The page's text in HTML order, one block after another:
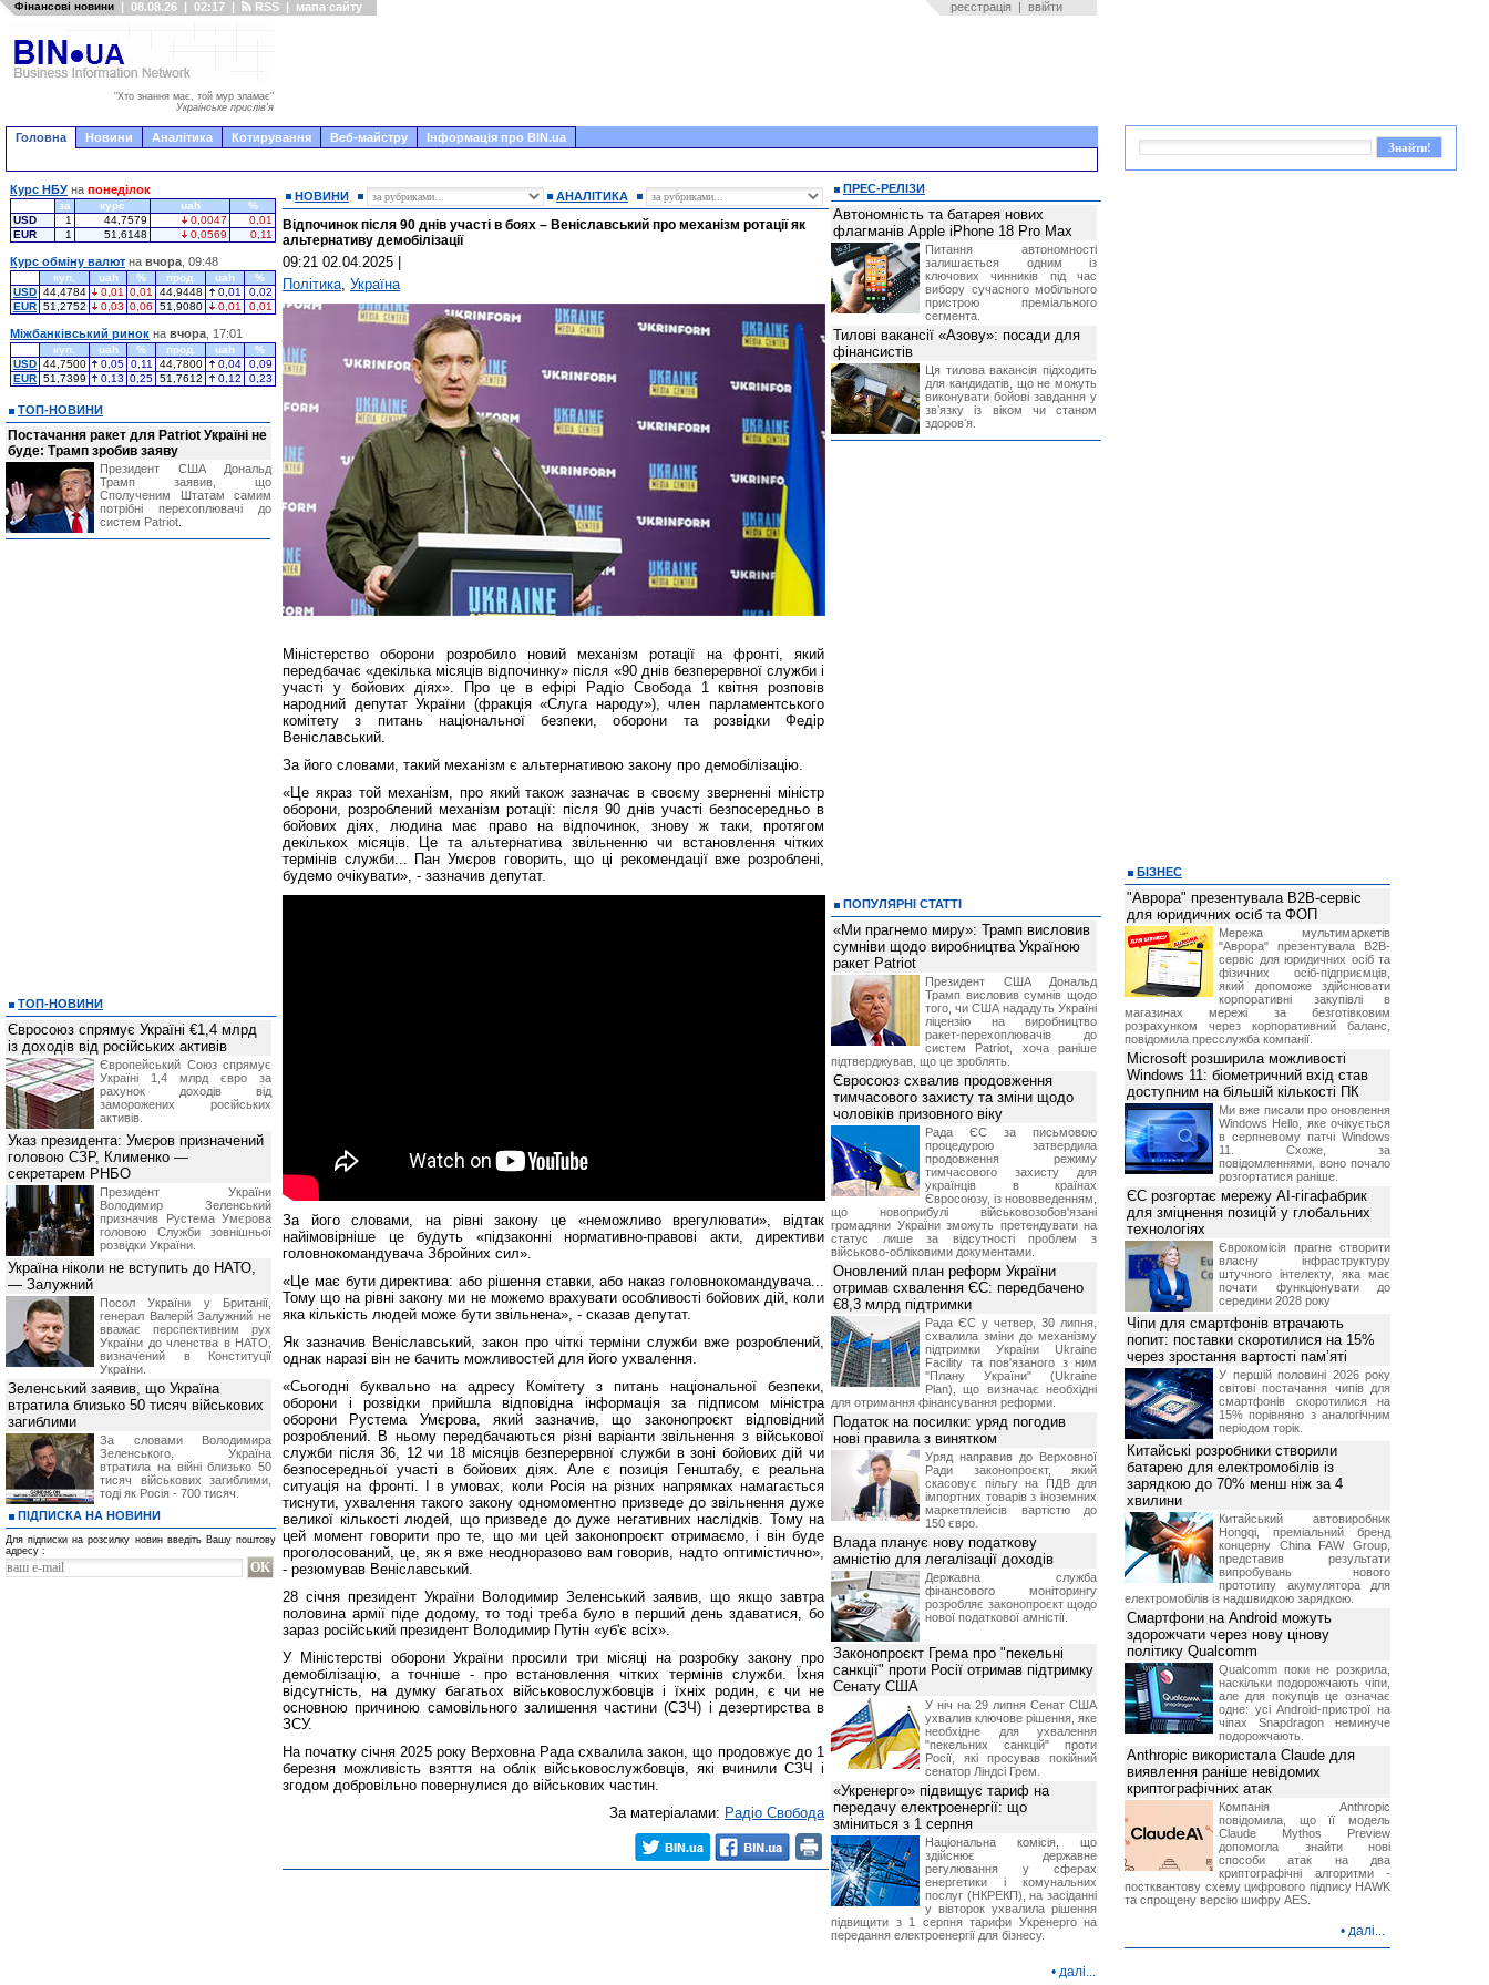
Фінансові новини | 08.08.26 | 02:17 | RSS | мапа сайту реєстрація | ввійти
"Хто знання має, той мур зламає"
Українське прислів'я
Головна Новини Аналітика Котирування Веб-майстру Інформація про BIN.ua
НОВИНИ АНАЛІТИКА
Відпочинок після 90 днів участі в боях – Веніславський про механізм ротації як
альтернативу демобілізації
09:21 02.04.2025
Політика, Україна
Міністерство оборони розробило новий механізм ротації на фронті, який
передбачає «декілька місяців відпочинку» після «90 днів безперервної служби і
участі у бойових діях». Про це в ефірі Радіо Свобода 1 квітня розповів
народний депутат України (фракція «Слуга народу»), член парламентського
комітету з питань національної безпеки, оборони та розвідки Федір
Веніславський.
За його словами, такий механізм є альтернативою закону про демобілізацію.
«Це якраз той механізм, про який також зазначає в своєму зверненні міністр
оборони, розроблений механізм ротації: після 90 днів участі безпосередньо в
бойових діях, людина має право на відпочинок, знову ж таки, протягом
декількох місяців. Це та альтернатива звільненню чи встановлення чітких
термінів служби... Пан Умєров говорить, що ці рекомендації вже розроблені,
будемо очікувати», - зазначив депутат.
За його словами, на рівні закону це «неможливо врегулювати», відтак
найімовірніше це будуть «підзаконні нормативно-правові акти, директиви
головнокомандувача Збройних сил».
«Це має бути директива: або рішення ставки, або наказ головнокомандувача...
Тому що на рівні закону ми не можемо врахувати особливості бойових дій, коли
яка кількість людей може бути звільнена», - сказав депутат.
Як зазначив Веніславський, закон про чіткі терміни служби вже розроблений,
однак наразі він не бачить можливостей для його ухвалення.
«Сьогодні буквально на адресу Комітету з питань національної безпеки,
оборони і розвідки прийшла відповідна інформація за підписом міністра
оборони Рустема Умєрова, який зазначив, що законопроєкт відповідний
розроблений. В ньому передбачаються різні варіанти звільнення з військової
служби після 36, 12 чи 18 місяців безперервної служби в зоні бойових дій чи
безпосередньої участі в бойових діях. Але є позиція Генштабу, є реальна
ситуація на фронті. І в умовах, коли Росія на різних напрямках намагається
тиснути, ухвалення такого закону одномоментно призведе до звільнення дуже
великої кількості людей, що призведе до дуже негативних наслідків. Тому на
цей момент говорити про те, що ми цей законопроєкт отримаємо, і він буде
проголосований, це, як я вже неодноразово вам говорив, надто оптимістично»,
- резюмував Веніславський.
28 січня президент України Володимир Зеленський заявив, що якщо завтра
половина армії піде додому, то тоді треба було в перший день здаватися, бо
зараз російський президент Володимир Путін «уб'є всіх».
У Міністерстві оборони України просили три місяці на розробку закону про
демобілізацію, а точніше - про встановлення чітких термінів служби. Їхня
відсутність, на думку багатьох військовослужбовців і їхніх родин, є чи не
основною причиною самовільного залишення частини (СЗЧ) і дезертирства в
ЗСУ.
На початку січня 2025 року Верховна Рада схвалила закон, що продовжує до 1
березня можливість взяття на облік військовослужбовців, які вчинили СЗЧ і
згодом добровільно повернулися до військових частин.
За матеріалами: Радіо Свобода
Курс НБУ на понеділок
за курс uah
%
USD
1 44,7579 0,0047
0,01
EUR
1 51,6148 0,0569 0,11
Курс обміну валют на вчора , 09:48
куп. uah % прод. uah
%
USD 44,4784 0,01 0,01 44,9448 0,01
0,02
EUR 51,2752 0,03 0,06 51,9080 0,01 0,01
Міжбанківський ринок на вчора , 17:01
куп. uah % прод. uah
%
USD 44,7500 0,05 0,11 44,7800 0,04
0,09
EUR 51,7399 0,13 0,25 51,7612 0,12 0,23
ТОП-НОВИНИ
Постачання ракет для Patriot Україні не
буде: Трамп зробив заяву
Президент США Дональд
Трамп заявив, що
Сполученим Штатам самим
потрібні перехоплювачі до
систем Patriot.
ТОП-НОВИНИ
Євросоюз спрямує Україні €1,4 млрд
із доходів від російських активів
Європейський Союз спрямує
Україні 1,4 млрд євро за
рахунок доходів від
заморожених російських
активів.
Указ президента: Умєров призначений
головою СЗР, Клименко —
секретарем РНБО
Президент України
Володимир Зеленський
призначив Pустема Умєрова
головою Служби зовнішньої
розвідки України.
Україна ніколи не вступить до НАТО,
— Залужний
Посол України у Британії,
генерал Валерій Залужний не
вважає перспективним рух
України до членства в НАТО,
визначений в Конституції
України.
Зеленський заявив, що Україна
втратила близько 50 тисяч військових
загиблими
За словами Володимира
Зеленського, Україна
втратила на війні близько 50
тисяч військових загиблими,
тоді як Росія - 700 тисяч.
ПІДПИСКА НА НОВИНИ
Для підписки на розсилку новин введіть Вашу поштову
адресу :
ПРЕС-РЕЛІЗИ
Автономність та батарея нових
флагманів Apple iPhone 18 Pro Max
Питання автономності
залишається одним із
ключових чинників під час
вибору сучасного мобільного
пристрою преміального
сегмента.
Тилові вакансії «Азову»: посади для
фінансистів
Ця тилова вакансія підходить
для кандидатів, що не можуть
виконувати бойові завдання у
звʼязку із віком чи станом
здоровʼя.
ПОПУЛЯРНІ СТАТТІ
«Ми прагнемо миру»: Трамп висловив
сумніви щодо виробництва Україною
ракет Patriot
Президент США Дональд
Трамп висловив сумнів щодо
того, чи США нададуть Україні
ліцензію на виробництво
ракет-перехоплювачів до
систем Patriot, хоча раніше
підтверджував, що це зроблять.
Євросоюз схвалив продовження
тимчасового захисту та зміни щодо
чоловіків призовного віку
Рада ЄС за письмовою
процедурою затвердила
продовження режиму
тимчасового захисту для
українців в країнах
Євросоюзу, із нововведенням,
що новоприбулі військовозобов'язані
громадяни України зможуть претендувати на
статус лише за відсутності проблем з
військово-обліковими документами.
Оновлений план реформ України
отримав схвалення ЄС: передбачено
€8,3 млрд підтримки
Рада ЄС у четвер, 30 липня,
схвалила зміни до механізму
підтримки України Ukraine
Facility та пов'язаного з ним
"Плану України" (Ukraine
Plan), що визначає необхідні
для отримання фінансування реформи.
Податок на посилки: уряд погодив
нові правила з винятком
Уряд направив до Верховної
Ради законопроєкт, який
скасовує пільгу на ПДВ для
імпортних товарів з іноземних
маркетплейсів вартістю до
150 євро.
Влада планує нову податкову
амністію для легалізації доходів
Державна служба
фінансового моніторингу
розробляє законопроєкт щодо
нової податкової амністії.
Законопроєкт Грема про "пекельні
санкції" проти Росії отримав підтримку
Сенату США
У ніч на 29 липня Сенат США
ухвалив ключове рішення, яке
необхідне для ухвалення
"пекельних санкцій" проти
Росії, які просував покійний
сенатор Ліндсі Грем.
«Укренерго» підвищує тариф на
передачу електроенергії: що
зміниться з 1 серпня
Національна комісія, що
здійснює державне
регулювання у сферах
енергетики і комунальних
послуг (НКРЕКП), на засіданні
у вівторок ухвалила рішення
підвищити з 1 серпня тарифи Укренерго на
передання електроенергії для бізнесу.
• далі...
БІЗНЕС
"Аврора" презентувала B2B-сервіс
для юридичних осіб та ФОП
Мережа мультимаркетів
"Аврора" презентувала B2B-
сервіс для юридичних осіб та
фізичних осіб-підприємців,
який допоможе здійснювати
корпоративні закупівлі в
магазинах мережі за безготівковим
розрахунком через корпоративний баланс,
повідомила пресслужба компанії.
Microsoft розширила можливості
Windows 11: біометричний вхід став
доступним на більшій кількості ПК
Ми вже писали про оновлення
Windows Hello, яке очікується
в серпневому патчі Windows
11. Схоже, за
повідомленнями, воно почало
розгортатися раніше.
ЄС розгортає мережу AI-гігафабрик
для зміцнення позицій у глобальних
технологіях
Єврокомісія прагне створити
власну інфраструктуру
штучного інтелекту, яка має
почати функціонувати до
середини 2028 року
Чіпи для смартфонів втрачають
попит: поставки скоротилися на 15%
через зростання вартості пам’яті
У першій половині 2026 року
світові постачання чипів для
смартфонів скоротилися на
15% порівняно з аналогічним
періодом торік.
Китайські розробники створили
батарею для електромобілів із
зарядкою до 70% менш ніж за 4
хвилини
Китайський автовиробник
Hongqi, преміальний бренд
концерну China FAW Group,
представив результати
випробувань нового
прототипу акумулятора для
електромобілів із надшвидкою зарядкою.
Смартфони на Android можуть
здорожчати через нову цінову
політику Qualcomm
Qualcomm поки не розкрила,
наскільки подорожчають чіпи,
але для покупців це означає
одне: усі Android-пристрої на
чіпах Snapdragon неминуче
подорожчають.
Anthropic використала Claude для
виявлення раніше невідомих
криптографічних атак
Компанія Anthropic
повідомила, що її модель
Claude Mythos Preview
допомогла знайти нові
способи атак на два
криптографічні алгоритми -
постквантову схему цифрового підпису HAWK
та спрощену версію шифру AES.
• далі...